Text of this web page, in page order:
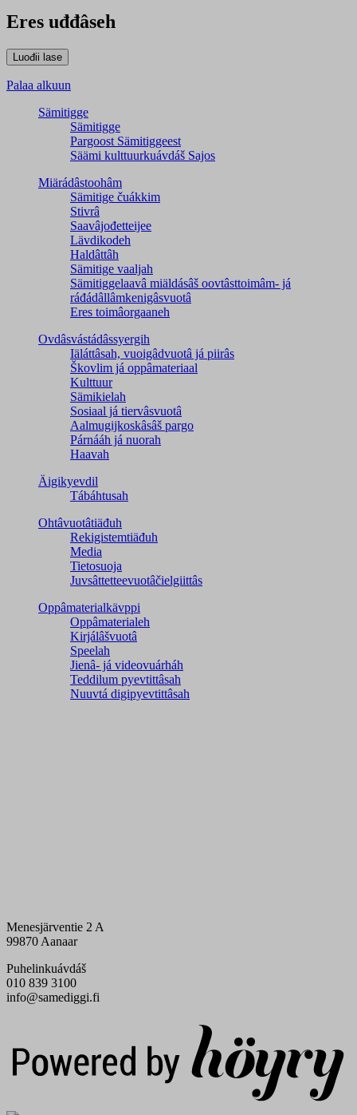
Eres uđđâseh
Palaa alkuun
Sämitigge
Sämitigge
Pargoost Sämitiggeest
Säämi kulttuurkuávdáš Sajos
Miärádâstoohâm
Sämitige čuákkim
Stivrâ
Saavâjođetteijee
Lävdikodeh
Haldâttâh
Sämitige vaaljah
Sämitiggelaavâ miäldásâš oovtâsttoimâm- já
ráđádâllâmkenigâsvuotâ
Eres toimâorgaaneh
Ovdâsvástádâssyergih
Iäláttâsah, vuoigâdvuotâ já piirâs
Škovlim já oppâmateriaal
Kulttuur
Sämikielah
Sosiaal já tiervâsvuotâ
Aalmugijkoskâsâš pargo
Párnááh já nuorah
Haavah
Äigikyevdil
Tábáhtusah
Ohtâvuotâtiäđuh
Rekigistemtiäđuh
Media
Tietosuoja
Juvsâttetteevuotâčielgiittâs
Oppâmaterialkävppi
Oppâmaterialeh
Kirjálâšvuotâ
Speelah
Jienâ- já videovuárháh
Teddilum pyevtittâsah
Nuuvtá digipyevtittâsah
Menesjärventie 2 A
99870 Aanaar
Puhelinkuávdáš
010 839 3100
info@samediggi.fi